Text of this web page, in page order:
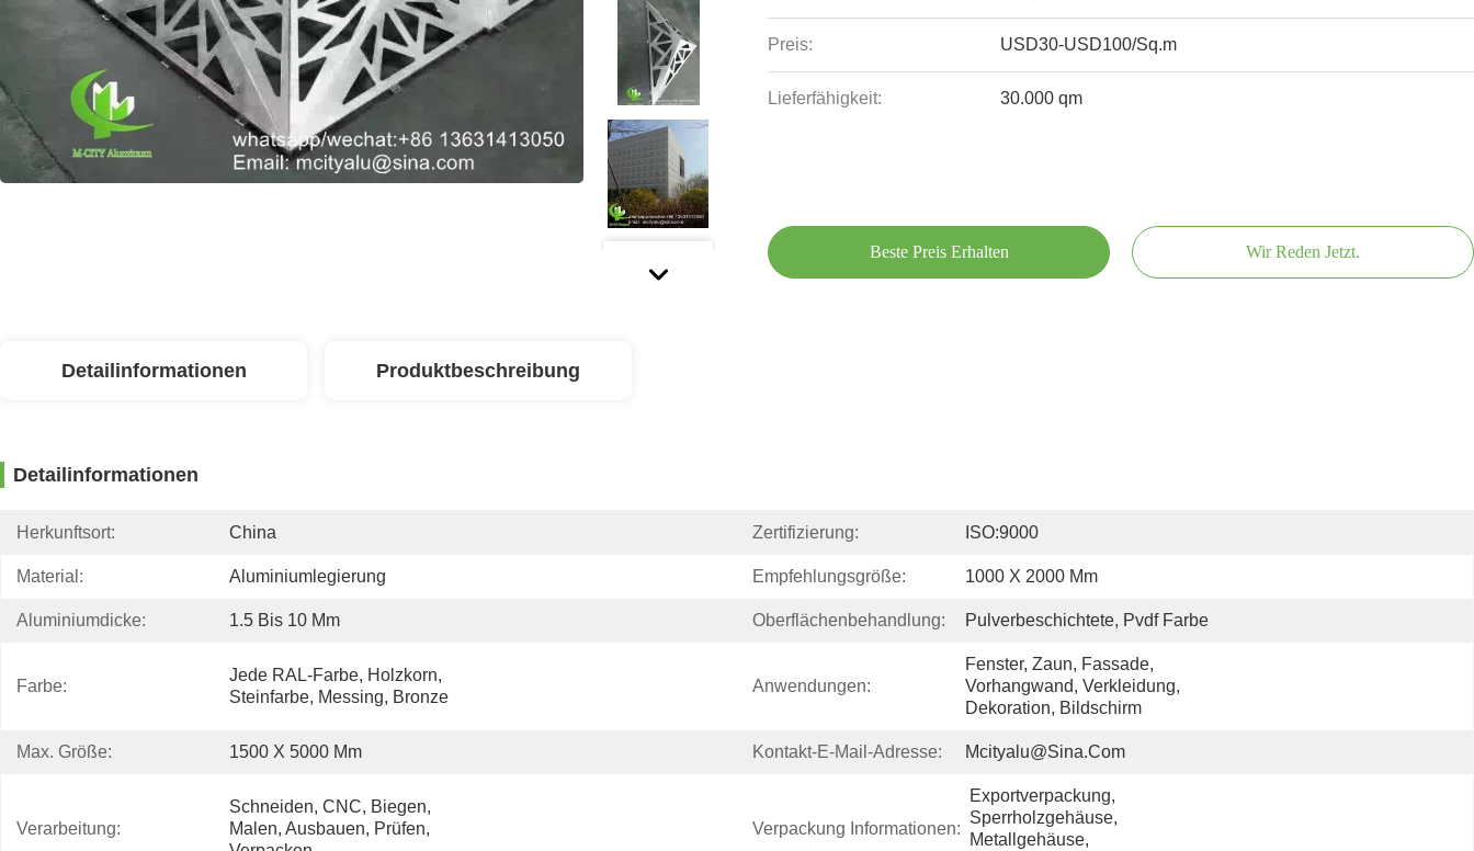
Preis: USD30-USD100/Sq.m
Lieferfähigkeit: 30.000 qm
Beste Preis Erhalten Wir Reden Jetzt.
Detailinformationen Produktbeschreibung
Detailinformationen
Herkunftsort: China Zertifizierung: ISO:9000
Material: Aluminiumlegierung Empfehlungsgröße: 1000 X 2000 Mm
Aluminiumdicke: 1.5 Bis 10 Mm Oberflächenbehandlung: Pulverbeschichtete, Pvdf Farbe
Farbe:
Jede RAL-Farbe, Holzkorn,
Steinfarbe, Messing, Bronze
Anwendungen:
Fenster, Zaun, Fassade,
Vorhangwand, Verkleidung,
Dekoration, Bildschirm
Max. Größe: 1500 X 5000 Mm Kontakt-E-Mail-Adresse: Mcityalu@sina.com
Verarbeitung:
Schneiden, CNC, Biegen,
Malen, Ausbauen, Prüfen,
Verpackung Informationen:
Exportverpackung,
Sperrholzgehäuse,
Metallgehäuse,